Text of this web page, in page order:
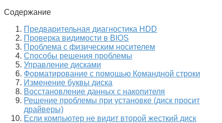
Содержание
Предварительная диагностика HDD
Проверка видимости в BIOS
Проблема с физическим носителем
Способы решения проблемы
Управление дисками
Форматирование с помощью Командной строки
Изменение буквы диска
Восстановление данных с накопителя
Решение проблемы при установке (диск просит
драйверы)
Если компьютер не видит второй жесткий диск